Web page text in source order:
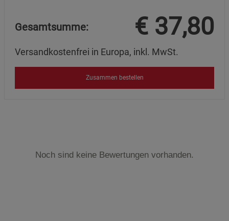
Gesamtsumme: € 37,80
Versandkostenfrei in Europa, inkl. MwSt.
Zusammen bestellen
Noch sind keine Bewertungen vorhanden.